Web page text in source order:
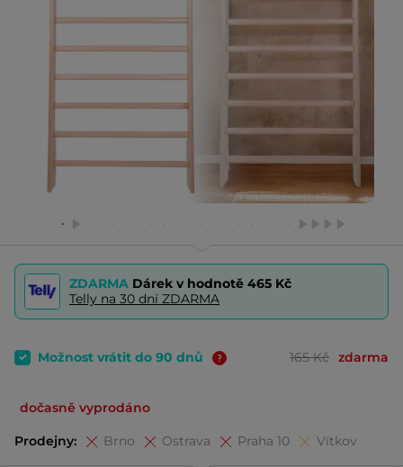
ZDARMA Dárek v hodnotě 465 Kč
Telly na 30 dní ZDARMA
Možnost vrátit do 90 dnů 165 Kč zdarma
dočasně vyprodáno
Prodejny: Brno Ostrava Praha 10 Vítkov